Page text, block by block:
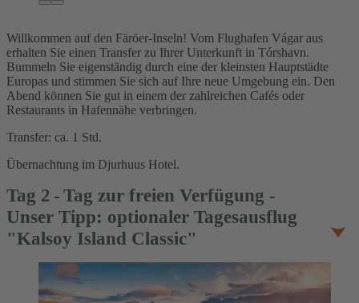
Willkommen auf den Färöer-Inseln! Vom Flughafen Vágar aus
erhalten Sie einen Transfer zu Ihrer Unterkunft in Tórshavn.
Bummeln Sie eigenständig durch eine der kleinsten Hauptstädte
Europas und stimmen Sie sich auf Ihre neue Umgebung ein. Den
Abend können Sie gut in einem der zahlreichen Cafés oder
Restaurants in Hafennähe verbringen.
Transfer: ca. 1 Std.
Übernachtung im Djurhuus Hotel.
Tag 2
Tag zur freien Verfügung -
Unser Tipp: optionaler Tagesausflug
"Kalsoy Island Classic"